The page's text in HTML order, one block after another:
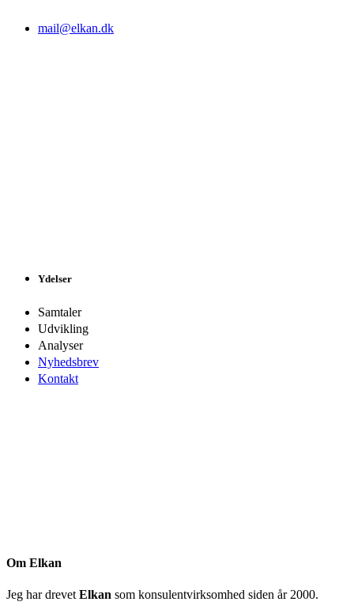
mail@elkan.dk
Ydelser
Samtaler
Udvikling
Analyser
Nyhedsbrev
Kontakt
Om Elkan
Jeg har drevet Elkan som konsulentvirksomhed siden år 2000.